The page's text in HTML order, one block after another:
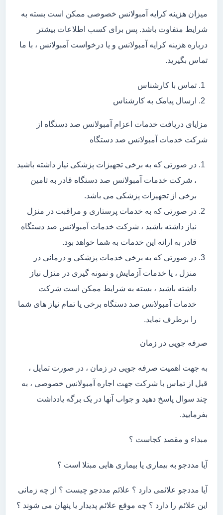
میزان هزینه کرایه آمبولانس خصوصی ممکن است بسته به
شرایط متفاوت باشد. پس برای کسب اطلاعات بیشتر
درباره هزینه کرایه آمبولانس و یا درخواست آمبولانس ، با ما
تماس بگیرید.
تماس با کارشناس
ارسال پیامک به کارشناس
مزایای دریافت خدمات اعزام آمبولانس صد دستگاه از
شرکت خدمات آمبولانس صد دستگاه
در صورتی که به برخی تجهیزات پزشکی نیاز داشته باشید
، شرکت خدمات آمبولانس صد دستگاه قادر به تامین
برخی از تجهیزات پزشکی می باشد.
در صورتی که به خدمات پرستاری و مراقبت در منزل
نیاز داشته باشید ، شرکت خدمات آمبولانس صد دستگاه
قادر به ارائه این خدمات به شما خواهد بود.
در صورتی که به برخی خدمات پزشکی و درمانی در
منزل ، یا خدمات آزمایش و نمونه گیری در منزل نیاز
داشته باشید ، بسته به شرایط ممکن است شرکت
خدمات آمبولانس صد دستگاه برخی یا تمام نیاز های شما
را برطرف نماید.
صرفه جویی در زمان
به جهت اهمیت صرفه جویی در زمان ، در صورت تمایل ،
قبل از تماس با شرکت جهت اجاره آمبولانس خصوصی ، به
چند سوال پاسخ دهید و جواب آنها در یک برگه یادداشت
بفرمایید.
مبداء و مقصد کجاست ؟
آیا مددجو به بیماری یا بیماری هایی مبتلا است ؟
آیا مددجو علائمی دارد ؟ علائم مددجو چیست ؟ از چه زمانی
این علائم را دارد ؟ چه موقع علائم پدیدار یا پنهان می شوند ؟